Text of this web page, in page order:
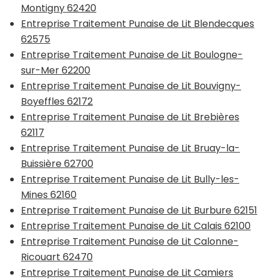
Montigny 62420
Entreprise Traitement Punaise de Lit Blendecques
62575
Entreprise Traitement Punaise de Lit Boulogne-
sur-Mer 62200
Entreprise Traitement Punaise de Lit Bouvigny-
Boyeffles 62172
Entreprise Traitement Punaise de Lit Brebières
62117
Entreprise Traitement Punaise de Lit Bruay-la-
Buissière 62700
Entreprise Traitement Punaise de Lit Bully-les-
Mines 62160
Entreprise Traitement Punaise de Lit Burbure 62151
Entreprise Traitement Punaise de Lit Calais 62100
Entreprise Traitement Punaise de Lit Calonne-
Ricouart 62470
Entreprise Traitement Punaise de Lit Camiers